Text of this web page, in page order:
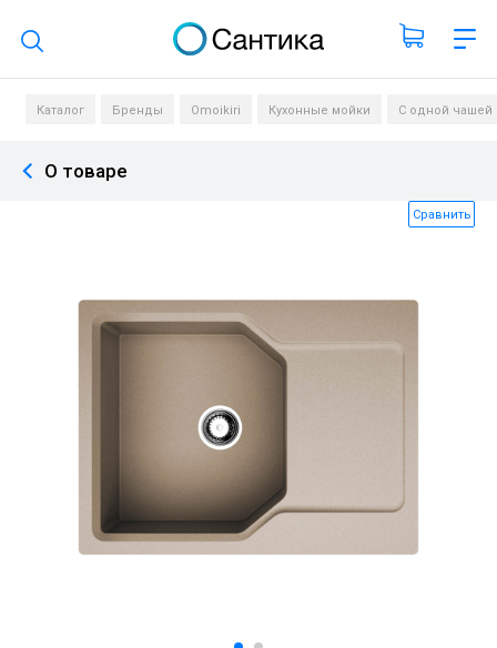
Поиск по каталогу
Каталог Бренды Omoikiri Кухонные мойки С одной чашей
О товаре
Сравнить